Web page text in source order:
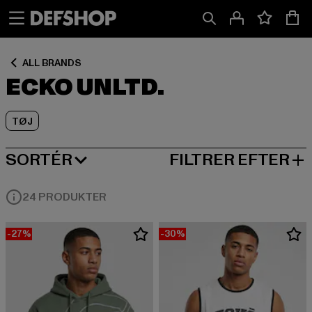
ALL BRANDS
ECKO UNLTD.
TØJ
SORTÉR
NY I FILTRER EFTER
24 PRODUKTER
-27% -30%